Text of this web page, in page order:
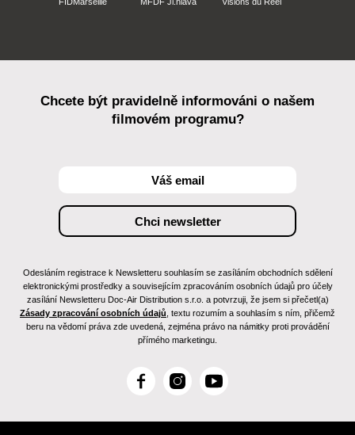
Chcete být pravidelně informováni o našem
filmovém programu?
Odesláním registrace k Newsletteru souhlasím se zasíláním obchodních sdělení
elektronickými prostředky a souvisejícím zpracováním osobních údajů pro účely
zasílání Newsletteru Doc-Air Distribution s.r.o. a potvrzuji, že jsem si přečetl(a)
Zásady zpracování osobních údajů , textu rozumím a souhlasím s ním, přičemž
beru na vědomí práva zde uvedená, zejména právo na námitky proti provádění
přímého marketingu.
F
c
I
s
Y
u